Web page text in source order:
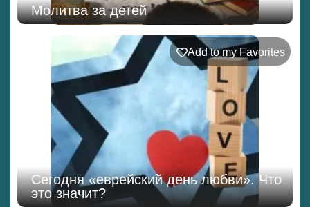
Молитва за детей
Add to my Favorites
Сегодня «еврейский день любви». Что
это значит?